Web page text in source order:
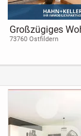
Großzügiges
Leerstehende 3
Stellplatz!
73760 Ostfildern